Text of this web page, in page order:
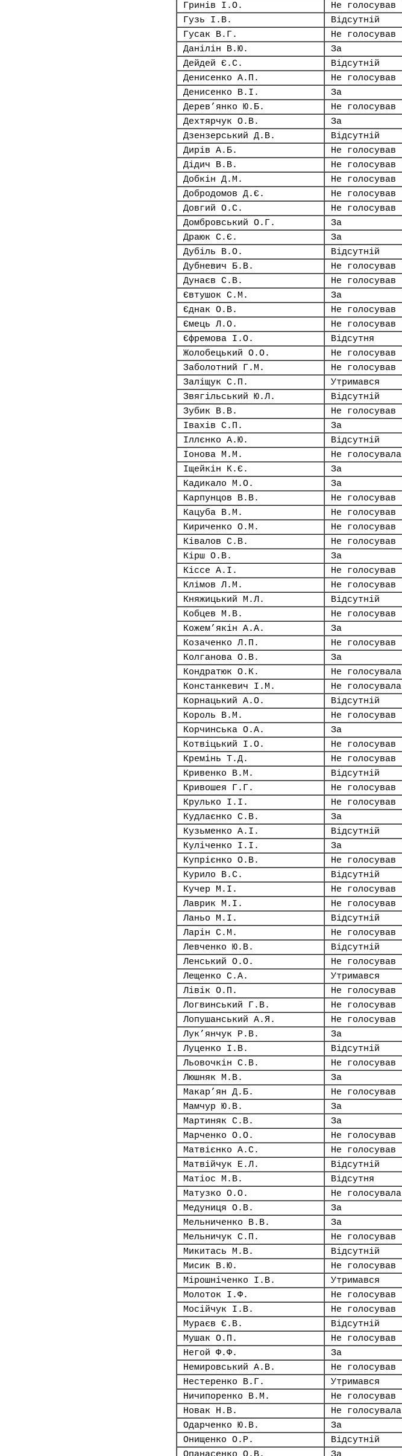
Гринів І.О.
Не голосував
Гузь І.В.
Відсутній
Гусак В.Г.
Не голосував
Данілін В.Ю.
За
Дейдей Є.С.
Відсутній
Денисенко А.П.
Не голосував
Денисенко В.І.
За
Дерев’янко Ю.Б.
Не голосував
Дехтярчук О.В.
За
Дзензерський Д.В.
Відсутній
Дирів А.Б.
Не голосував
Дідич В.В.
Не голосував
Добкін Д.М.
Не голосував
Добродомов Д.Є.
Не голосував
Довгий О.С.
Не голосував
Домбровський О.Г.
За
Драюк С.Є.
За
Дубіль В.О.
Відсутній
Дубневич Б.В.
Не голосував
Дунаєв С.В.
Не голосував
Євтушок С.М.
За
Єднак О.В.
Не голосував
Ємець Л.О.
Не голосував
Єфремова І.О.
Відсутня
Жолобецький О.О.
Не голосував
Заболотний Г.М.
Не голосував
Заліщук С.П.
Утримався
Звягільський Ю.Л.
Відсутній
Зубик В.В.
Не голосував
Івахів С.П.
За
Іллєнко А.Ю.
Відсутній
Іонова М.М.
Не голосувала
Іщейкін К.Є.
За
Кадикало М.О.
За
Карпунцов В.В.
Не голосував
Кацуба В.М.
Не голосував
Кириченко О.М.
Не голосував
Ківалов С.В.
Не голосував
Кірш О.В.
За
Кіссе А.І.
Не голосував
Клімов Л.М.
Не голосував
Княжицький М.Л.
Відсутній
Кобцев М.В.
Не голосував
Кожем’якін А.А.
За
Козаченко Л.П.
Не голосував
Колганова О.В.
За
Кондратюк О.К.
Не голосувала
Констанкевич І.М.
Не голосувала
Корнацький А.О.
Відсутній
Король В.М.
Не голосував
Корчинська О.А.
За
Котвіцький І.О.
Не голосував
Кремінь Т.Д.
Не голосував
Кривенко В.М.
Відсутній
Кривошея Г.Г.
Не голосував
Крулько І.І.
Не голосував
Кудлаєнко С.В.
За
Кузьменко А.І.
Відсутній
Куліченко І.І.
За
Купрієнко О.В.
Не голосував
Курило В.С.
Відсутній
Кучер М.І.
Не голосував
Лаврик М.І.
Не голосував
Ланьо М.І.
Відсутній
Ларін С.М.
Не голосував
Левченко Ю.В.
Відсутній
Ленський О.О.
Не голосував
Лещенко С.А.
Утримався
Лівік О.П.
Не голосував
Логвинський Г.В.
Не голосував
Лопушанський А.Я.
Не голосував
Лук’янчук Р.В.
За
Луценко І.В.
Відсутній
Льовочкін С.В.
Не голосував
Люшняк М.В.
За
Макар’ян Д.Б.
Не голосував
Мамчур Ю.В.
За
Мартиняк С.В.
За
Марченко О.О.
Не голосував
Матвієнко А.С.
Не голосував
Матвійчук Е.Л.
Відсутній
Матіос М.В.
Відсутня
Матузко О.О.
Не голосувала
Медуниця О.В.
За
Мельниченко В.В.
За
Мельничук С.П.
Не голосував
Микитась М.В.
Відсутній
Мисик В.Ю.
Не голосував
Мірошніченко І.В.
Утримався
Молоток І.Ф.
Не голосував
Мосійчук І.В.
Не голосував
Мураєв Є.В.
Відсутній
Мушак О.П.
Не голосував
Негой Ф.Ф.
За
Немировський А.В.
Не голосував
Нестеренко В.Г.
Утримався
Ничипоренко В.М.
Не голосував
Новак Н.В.
Не голосувала
Одарченко Ю.В.
За
Онищенко О.Р.
Відсутній